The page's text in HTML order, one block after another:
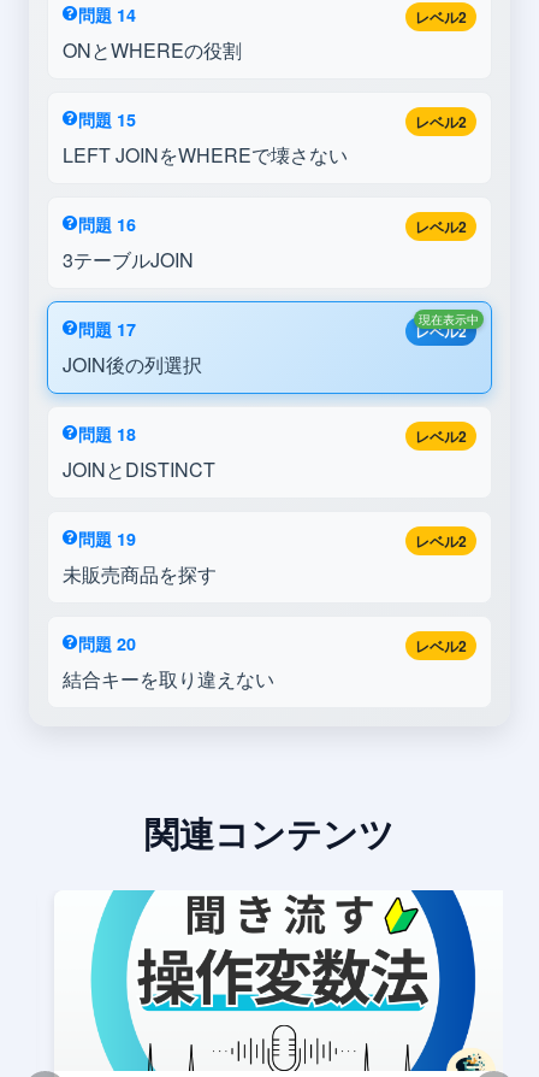
レベル2
問題 14
ONとWHEREの役割
レベル2
問題 15
LEFT JOINをWHEREで壊さない
レベル2
問題 16
3テーブルJOIN
レベル2
問題 17
JOIN後の列選択
現在表示中
レベル2
問題 18
JOINとDISTINCT
レベル2
問題 19
未販売商品を探す
レベル2
問題 20
結合キーを取り違えない
関連コンテンツ